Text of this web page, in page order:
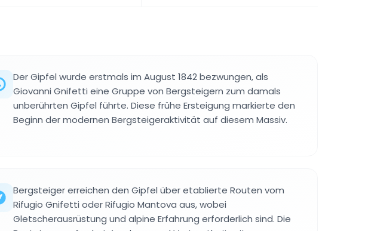
Der Gipfel wurde erstmals im August 1842 bezwungen, als
Giovanni Gnifetti eine Gruppe von Bergsteigern zum damals
unberührten Gipfel führte. Diese frühe Ersteigung markierte den
Beginn der modernen Bergsteigeraktivität auf diesem Massiv.
Bergsteiger erreichen den Gipfel über etablierte Routen vom
Rifugio Gnifetti oder Rifugio Mantova aus, wobei
Gletscherausrüstung und alpine Erfahrung erforderlich sind. Die